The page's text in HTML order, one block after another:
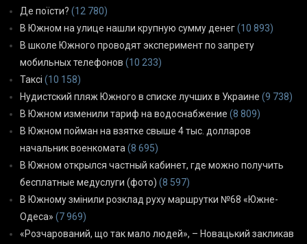
Де поїсти? (12 780)
В Южном на улице нашли крупную сумму денег(10 893)
В школе Южного проводят эксперимент по запрету
мобильных телефонов (10 233)
Таксі (10 158)
Нудистский пляж Южного в списке лучших в Украине (9 738)
В Южном изменили тариф на водоснабжение (8 809)
В Южном пойман на взятке свыше 4 тыс. долларов
начальник военкомата (8 695)
В Южном открылся частный кабинет, где можно получить
бесплатные медуслуги (фото) (8 597)
В Южному змінили розклад руху маршрутки №68 «Южне-
Одеса» (7 969)
«Розчарований, що так мало людей», – Новацький закликав